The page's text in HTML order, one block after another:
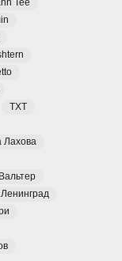
Tee
TXT
Лахова
Ленинград